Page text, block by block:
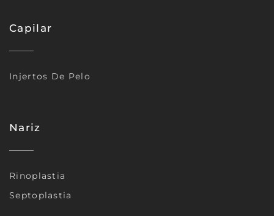
Capilar
Injertos De Pelo
Nariz
Rinoplastia
Septoplastia